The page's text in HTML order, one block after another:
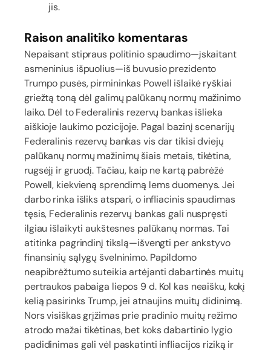
jis.
Raison analitiko komentaras
Nepaisant stipraus politinio spaudimo—įskaitant
asmeninius išpuolius—iš buvusio prezidento
Trumpo pusės, pirmininkas Powell išlaikė ryškiai
griežtą toną dėl galimų palūkanų normų mažinimo
laiko. Dėl to Federalinis rezervų bankas išlieka
aiškioje laukimo pozicijoje. Pagal bazinį scenarijų
Federalinis rezervų bankas vis dar tikisi dviejų
palūkanų normų mažinimų šiais metais, tikėtina,
rugsėjį ir gruodį. Tačiau, kaip ne kartą pabrėžė
Powell, kiekvieną sprendimą lems duomenys. Jei
darbo rinka išliks atspari, o infliacinis spaudimas
tęsis, Federalinis rezervų bankas gali nuspręsti
ilgiau išlaikyti aukštesnes palūkanų normas. Tai
atitinka pagrindinį tikslą—išvengti per ankstyvo
finansinių sąlygų švelninimo. Papildomo
neapibrėžtumo suteikia artėjanti dabartinės muitų
pertraukos pabaiga liepos 9 d. Kol kas neaišku, kokį
kelią pasirinks Trump, jei atnaujins muitų didinimą.
Nors visiškas grįžimas prie pradinio muitų režimo
atrodo mažai tikėtinas, bet koks dabartinio lygio
padidinimas gali vėl paskatinti infliacijos riziką ir